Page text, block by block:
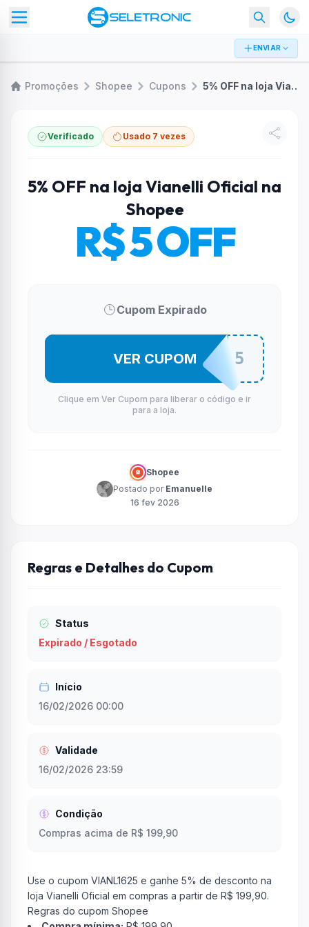
ENVIAR
Promoções Shopee Cupons 5% OFF na loja Vianelli Oficial na Shopee
Verificado Usado 7 vezes
5% OFF na loja Vianelli Oficial na
Shopee
R$ 5 OFF
Cupom Expirado
VIANL1625
VER CUPOM
Clique em Ver Cupom para liberar o código e ir
para a loja.
Shopee
Postado por Emanuelle
16 fev 2026
Regras e Detalhes do Cupom
Status
Expirado / Esgotado
Início
16/02/2026 00:00
Validade
16/02/2026 23:59
Condição
Compras acima de R$ 199,90
Use o cupom VIANL1625 e ganhe 5% de desconto na
loja Vianelli Oficial em compras a partir de R$ 199,90.
Regras do cupom Shopee